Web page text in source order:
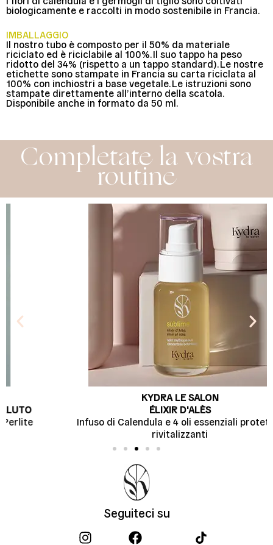
biologicamente e raccolti in modo sostenibile in Francia.
IMBALLAGGIO
Il nostro tubo è composto per il 50% da materiale
riciclato ed è riciclabile al 100%. Il suo tappo ha peso
ridotto del 34% (rispetto a un tappo standard). Le nostre
etichette sono stampate in Francia su carta riciclata al
100% con inchiostri a base vegetale. Le istruzioni sono
stampate direttamente all’interno della scatola.
Disponibile anche in formato da 50 ml.
Completate la vostra
routine
KYDRA LE SALON
ÉLIXIR D'ALÈS
Infuso di Calendula e 4 oli essenziali protettivi
rivitalizzanti
Seguiteci su